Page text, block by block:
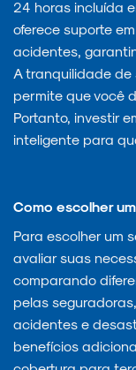
24 horas incluída
oferece suporte
acidentes,
A tranquilidade
permite que você
Portanto, investir
inteligente para
Como escolher
Para escolher um
avaliar suas
comparando
pelas
acidentes e
benefícios